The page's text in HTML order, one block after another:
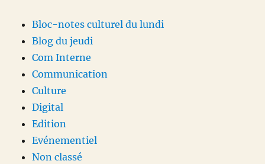
Bloc-notes culturel du lundi
Blog du jeudi
Com Interne
Communication
Culture
Digital
Edition
Evénementiel
Non classé